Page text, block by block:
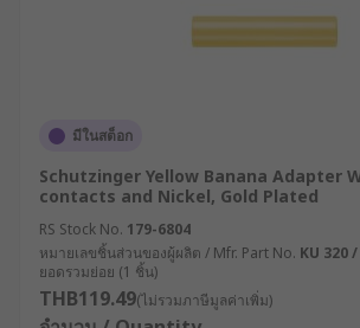
มีในสต็อก
Schutzinger Yellow Banana Adapter
contacts and Nickel, Gold Plated
RS Stock No. 179-6804
หมายเลขชิ้นส่วนของผู้ผลิต / Mfr. Part No. KU 320 /
ยอดรวมย่อย (1 ชิ้น)
THB119.49(ไม่รวมภาษีมูลค่าเพิ่ม)